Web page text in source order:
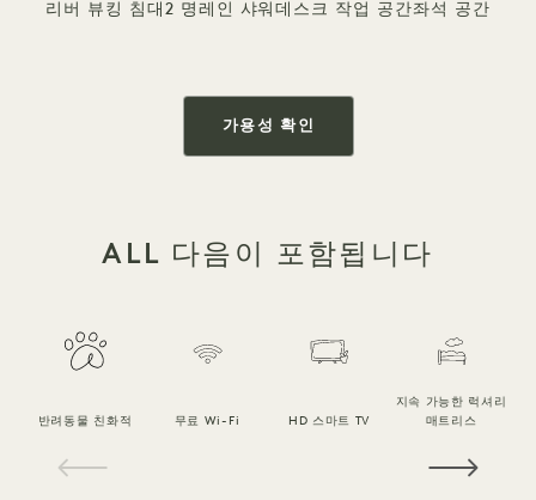
리버 뷰 킹 침대 2 명 레인 샤워데스크 작업 공간좌석 공간
가용성 확인
ALL 다음이 포함됩니다
반려동물 친화적 무료 Wi-Fi HD 스마트 TV
지속 가능한 럭셔리
매트리스